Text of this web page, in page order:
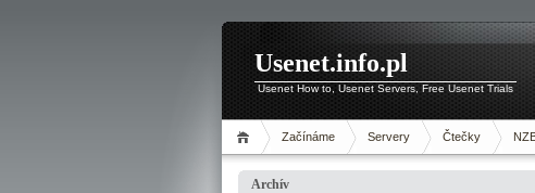
Usenet.info.pl
Usenet How to, Usenet Servers, Free Usenet Trials
Začínáme Servery Čtečky
Archív